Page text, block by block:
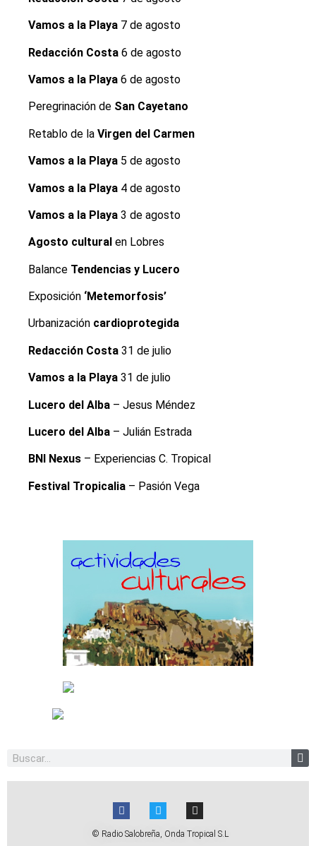
Vamos a la Playa 7 de agosto
Redacción Costa 6 de agosto
Vamos a la Playa 6 de agosto
Peregrinación de San Cayetano
Retablo de la Virgen del Carmen
Vamos a la Playa 5 de agosto
Vamos a la Playa 4 de agosto
Vamos a la Playa 3 de agosto
Agosto cultural en Lobres
Balance Tendencias y Lucero
Exposición ‘Metemorfosis’
Urbanización cardioprotegida
Redacción Costa 31 de julio
Vamos a la Playa 31 de julio
Lucero del Alba – Jesus Méndez
Lucero del Alba – Julián Estrada
BNI Nexus – Experiencias C. Tropical
Festival Tropicalia – Pasión Vega
© Radio Salobreña, Onda Tropical S.L